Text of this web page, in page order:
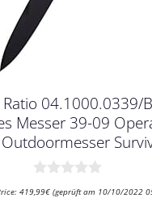
04.1000.0339/
Messer 39-09
Outdoormesser
0
419,99€ (geprüft am 10/10/2022